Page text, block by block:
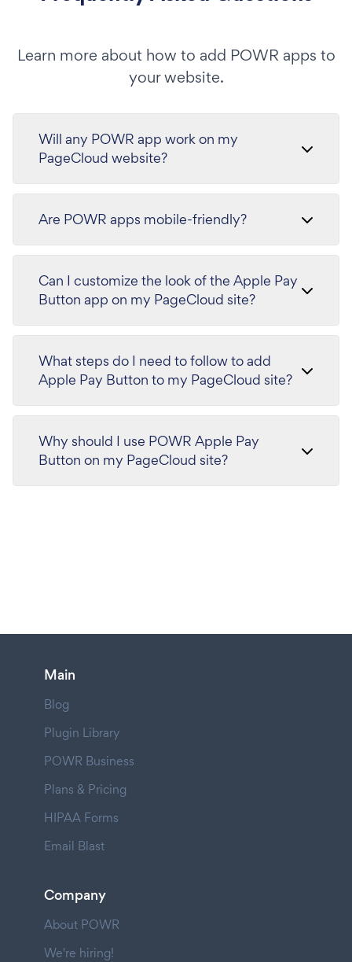
Learn more about how to add POWR apps to
your website.
Will any POWR app work on my
PageCloud website?
Are POWR apps mobile-friendly?
Can I customize the look of the Apple Pay
Button app on my PageCloud site?
What steps do I need to follow to add
Apple Pay Button to my PageCloud site?
Why should I use POWR Apple Pay
Button on my PageCloud site?
Main
Blog
Plugin Library
POWR Business
Plans & Pricing
HIPAA Forms
Email Blast
Company
About POWR
We're hiring!